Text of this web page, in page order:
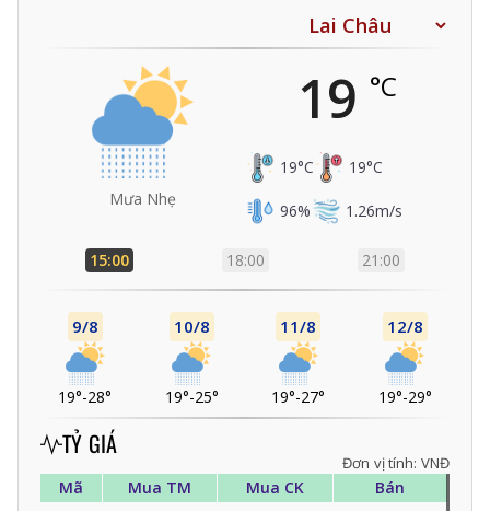
Mưa Nhẹ
19 °C
19°C 19°C
96% 1.26m/s
15:00 18:00 21:00
9/8
19°-28°
10/8
19°-25°
11/8
19°-27°
12/8
19°-29°
TỶ GIÁ
Đơn vị tính: VNĐ
Mã Mua TM Mua CK Bán